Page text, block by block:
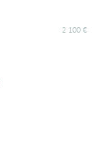
2 100 €